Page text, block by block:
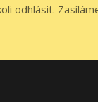
odhlásit.